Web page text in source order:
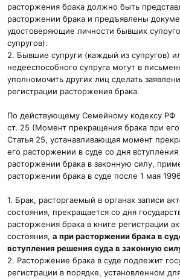
расторжения брака должно быть
расторжении брака и предъявлены
удостоверяющие личности бывших
супругов).
2. Бывшие супруги (каждый из супругов)
недееспособного супруга могут в
уполномочить других лиц сделать
регистрации расторжения брака.
По действующему Семейному кодексу РФ
ст. 25 (Момент прекращения брака при
Статья 25, устанавливающая момент
его расторжении в суде со дня
расторжении брака в законную силу,
расторжении брака в суде после 1 мая
1. Брак, расторгаемый в органах записи
состояния, прекращается со дня
расторжения брака в книге регистрации
состояния, а при расторжении брака в
вступления решения суда в законную
2. Расторжение брака в суде подлежит
регистрации в порядке, установленном